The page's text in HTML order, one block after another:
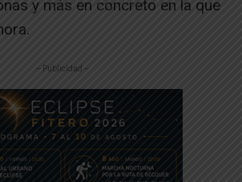
y más en concreto en la que
-- Publicidad --